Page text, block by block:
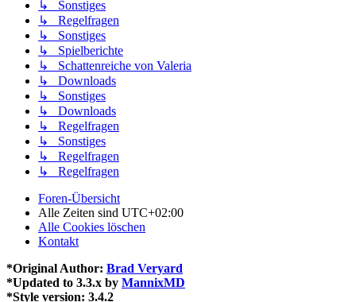
↳ Sonstiges
↳ Regelfragen
↳ Sonstiges
↳ Spielberichte
↳ Schattenreiche von Valeria
↳ Downloads
↳ Sonstiges
↳ Downloads
↳ Regelfragen
↳ Sonstiges
↳ Regelfragen
↳ Regelfragen
Foren-Übersicht
Alle Zeiten sind UTC+02:00
Alle Cookies löschen
Kontakt
*Original Author: Brad Veryard
*Updated to 3.3.x by MannixMD
*Style version: 3.4.2